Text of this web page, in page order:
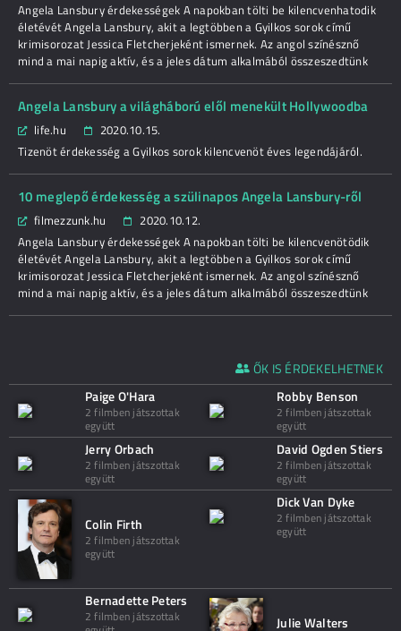
Angela Lansbury érdekességek A napokban tölti be kilencvenhatodik
életévét Angela Lansbury, akit a legtöbben a Gyilkos sorok című
krimisorozat Jessica Fletcherjeként ismernek. Az angol színésznő
mind a mai napig aktív, és a jeles dátum alkalmából összeszedtünk
Angela Lansbury a világháború elől menekült Hollywoodba
life.hu
2020.10.15.
Tizenöt érdekesség a Gyilkos sorok kilencvenöt éves legendájáról.
10 meglepő érdekesség a szülinapos Angela Lansbury-ről
filmezzunk.hu
2020.10.12.
Angela Lansbury érdekességek A napokban tölti be kilencvenötödik
életévét Angela Lansbury, akit a legtöbben a Gyilkos sorok című
krimisorozat Jessica Fletcherjeként ismernek. Az angol színésznő
mind a mai napig aktív, és a jeles dátum alkalmából összeszedtünk
ŐK IS ÉRDEKELHETNEK
Paige O'Hara
2 filmben játszottak
együtt
Robby Benson
2 filmben játszottak
együtt
Jerry Orbach
2 filmben játszottak
együtt
David Ogden Stiers
2 filmben játszottak
együtt
Colin Firth
2 filmben játszottak
együtt
Dick Van Dyke
2 filmben játszottak
együtt
Bernadette Peters
2 filmben játszottak Julie Walters